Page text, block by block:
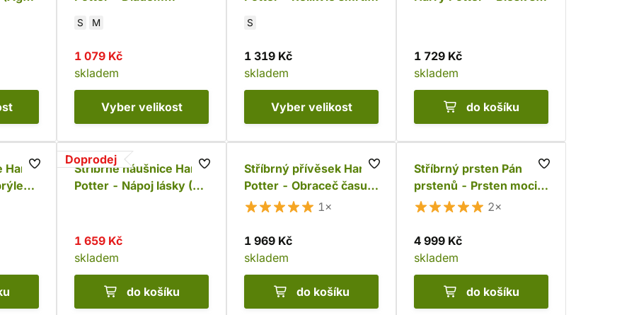
(Ag 925)
S M
1 079 Kč
skladem
Vyber velikost
S
1 319 Kč
skladem
Vyber velikost
1 729 Kč
skladem
do košíku
Harry
Doprodej
Stříbrné náušnice Harry
Potter - Nápoj lásky (Ag
1 659 Kč
skladem
do košíku
Stříbrný přívěsek Harry
Potter - Obraceč času s
krystaly (Ag 925)
1×
1 969 Kč
skladem
do košíku
Stříbrný prsten Pán
prstenů - Prsten moci
De Luxe (Ag 925)
2×
4 999 Kč
skladem
do košíku